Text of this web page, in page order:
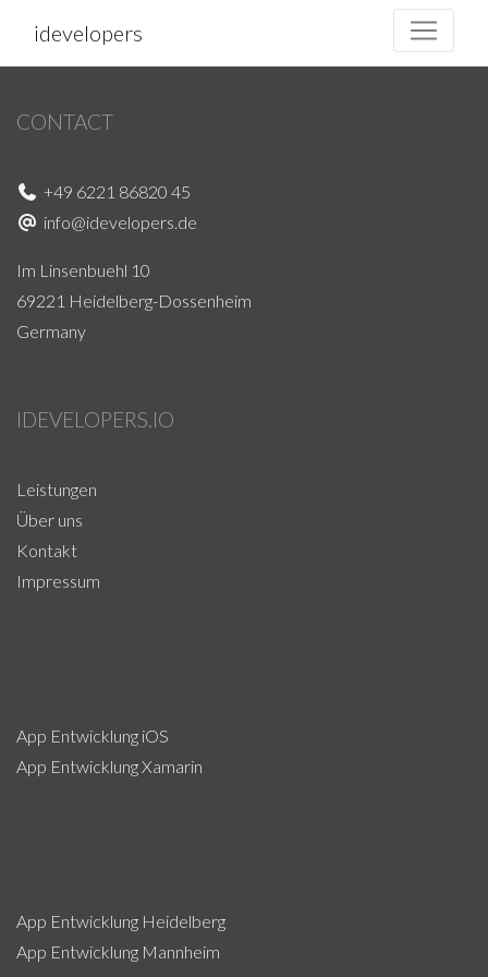
idevelopers
CONTACT
+49 6221 86820 45
info@idevelopers.de
Im Linsenbuehl 10
69221 Heidelberg-Dossenheim
Germany
IDEVELOPERS.IO
Leistungen
Über uns
Kontakt
Impressum
App Entwicklung iOS
App Entwicklung Xamarin
App Entwicklung Heidelberg
App Entwicklung Mannheim